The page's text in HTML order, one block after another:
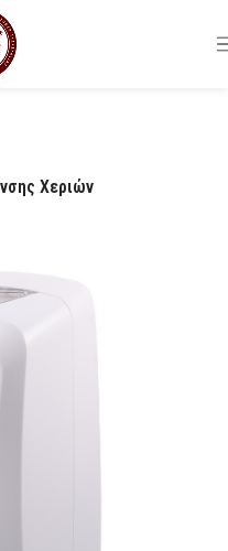
Χεριών